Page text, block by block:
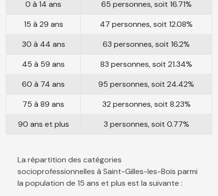
0 à 14 ans
65 personnes, soit 16.71%
15 à 29 ans
47 personnes, soit 12.08%
30 à 44 ans
63 personnes, soit 16.2%
45 à 59 ans
83 personnes, soit 21.34%
60 à 74 ans
95 personnes, soit 24.42%
75 à 89 ans
32 personnes, soit 8.23%
90 ans et plus
3 personnes, soit 0.77%
La répartition des catégories
socioprofessionnelles à Saint-Gilles-les-Bois parmi
la population de 15 ans et plus est la suivante :